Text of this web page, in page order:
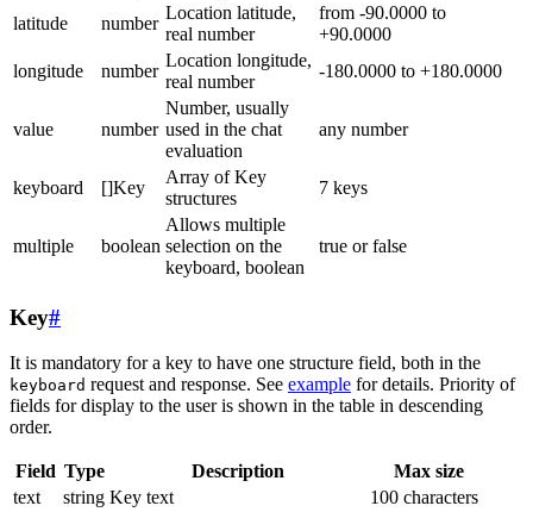
latitude
number
Location latitude,
real number
from -90.0000 to
+90.0000
longitude
number
Location longitude,
real number
-180.0000 to +180.0000
value number
Number, usually
used in the chat
evaluation
any number
keyboard []Key
Array of Key
structures
7 keys
multiple boolean
Allows multiple
selection on the
keyboard, boolean
true or false
Key#
It is mandatory for a key to have one structure field, both in the
keyboard request and response. See example for details. Priority of
fields for display to the user is shown in the table in descending
order.
Field Type Description
Max size
text
string Key text
100 characters